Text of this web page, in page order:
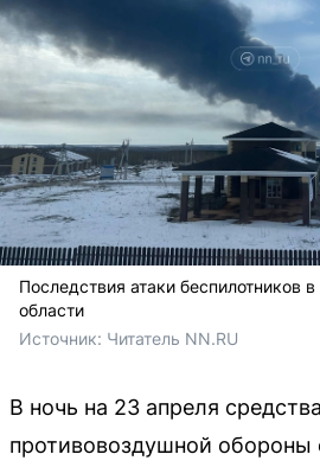
Последствия атаки беспилотников
области
Источник: Читатель NN.RU
В ночь на 23 апреля средства
противовоздушной обороны